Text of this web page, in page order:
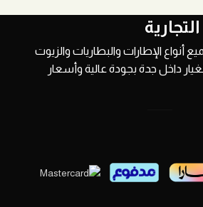
الإطارات والبطاريات والزيوت
داخل جدة بجودة عالية وأسعار